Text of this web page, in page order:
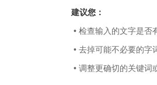
建议您：
• 检查输入的文字是否
• 去掉可能不必要的字
• 调整更确切的关键词